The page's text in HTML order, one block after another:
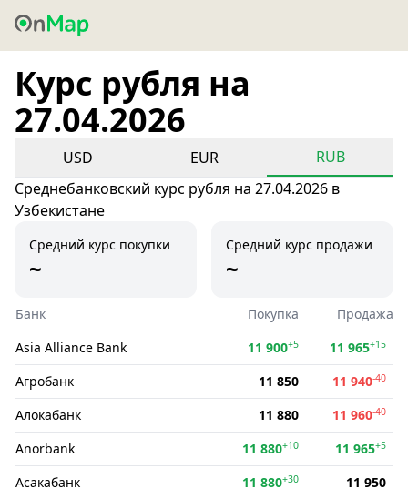
Курс рубля на
27.04.2026
USD EUR
RUB
Среднебанковский курс рубля на 27.04.2026 в
Узбекистане
Средний курс покупки
~
Средний курс продажи
~
Банк Покупка
Продажа
Asia Alliance Bank
11 900+5 11 965+15
Агробанк 11 850 11 940-40
Алокабанк 11 880 11 960-40
Anorbank 11 880+10 11 965+5
Асакабанк 11 880+30
11 950